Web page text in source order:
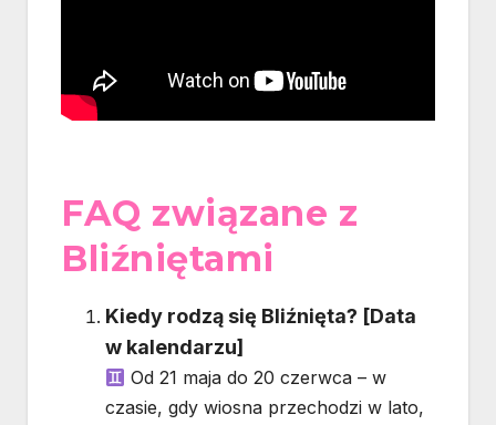
FAQ związane z
Bliźniętami
Kiedy rodzą się Bliźnięta? [Data
w kalendarzu]
Od 21 maja do 20 czerwca – w
czasie, gdy wiosna przechodzi w lato,